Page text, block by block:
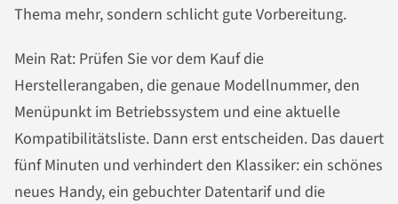
Thema mehr, sondern schlicht gute Vorbereitung.
Mein Rat: Prüfen Sie vor dem Kauf die
Herstellerangaben, die genaue Modellnummer, den
Menüpunkt im Betriebssystem und eine aktuelle
Kompatibilitätsliste. Dann erst entscheiden. Das dauert
fünf Minuten und verhindert den Klassiker: ein schönes
neues Handy, ein gebuchter Datentarif und die